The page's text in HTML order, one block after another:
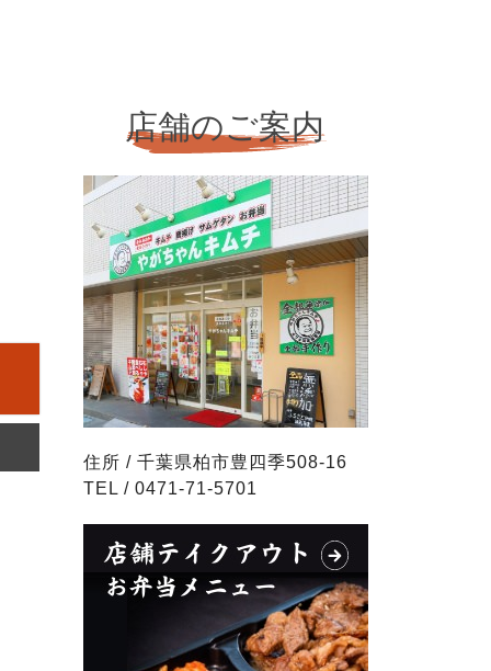
住所 / 千葉県柏市豊四季508-16
TEL / 0471-71-5701